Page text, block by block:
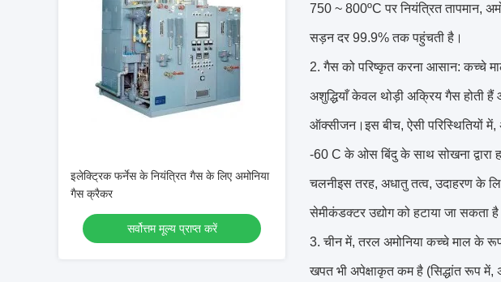
इलेक्ट्रिक फर्नेस के नियंत्रित गैस के लिए अमोनिया
गैस क्रैकर
सर्वोत्तम मूल्य प्राप्त करें
750 ~ 800ºC पर नियंत्रित तापमान,
सड़न दर 99.9% तक पहुंचती है।
2. गैस को परिष्कृत करना आसान: कच्चे
अशुद्धियाँ केवल थोड़ी अक्रिय गैस होती हैं
ऑक्सीजन।इस बीच, ऐसी परिस्थितियों में,
-60 C के ओस बिंदु के साथ सोखना
चलनीइस तरह, अधातु तत्व, उदाहरण के
सेमीकंडक्टर उद्योग को हटाया जा सकता
3. चीन में, तरल अमोनिया कच्चे माल के
खपत भी अपेक्षाकृत कम है (सिद्धांत रूप में,